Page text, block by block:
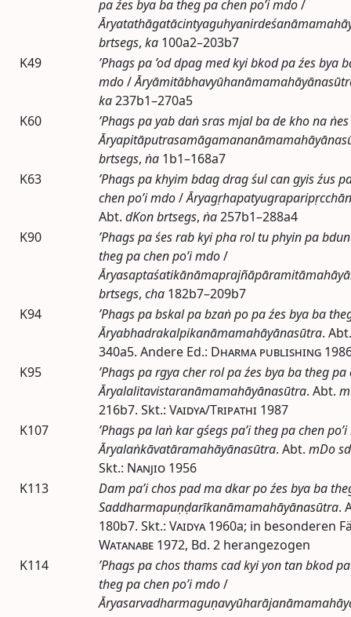
pa źes bya ba theg pa chen po’i mdo/
brtsegs, ka 100a2–203b7
K49
’Phags pa ’od dpag med kyi bkod pa źes bya
mdo/
ka237b1–270a5
K60
’Phags pa yab daṅ sras mjal ba de kho na
brtsegs, ṅa 1b1–168a7
K63
’Phags pa khyim bdag drag śul can gyis źus
chen po’i mdo/
Abt. dKon brtsegs, ṅa257b1–288a4
K90
’Phags pa śes rab kyi pha rol tu phyin pa
theg pa chen po’i mdo/
brtsegs, cha 182b7–209b7
K94
’Phags pa bskal pa bzaṅ po pa źes bya ba
Āryabhadrakalpikanāmamahāyānasūtra. Abt.
340a5. Andere Ed.: Dharma publishing
K95
’Phags pa rgya cher rol pa źes bya ba theg pa
Āryalalitavistaranāmamahāyānasūtra. Abt.
216b7. Skt.: Vaidya/Tripathi 1987
K107
’Phags pa laṅ kar gśegs pa’i theg pa chen
Āryalaṅkāvatāramahāyānasūtra. Abt. mDo
Skt.: Nanjio 1956
K113
Dam pa’i chos pad ma dkar po źes bya ba
Saddharmapuṇḍarīkanāmamahāyānasūtra.
180b7. Skt.: Vaidya 1960a; in besonderen
Watanabe 1972, Bd. 2 herangezogen
K114
’Phags pa chos thams cad kyi yon tan bkod
theg pa chen po’i mdo/